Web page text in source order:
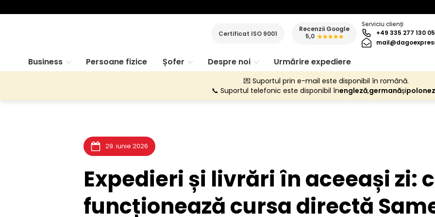
Certificat ISO 9001
Recenzii Google
5,0 ★★★★★
Serviciu clienți
+49 335 277 130 05
Business Persoane fizice Șofer Despre noi Urmărire expediere
💌 Suportul prin e-mail este disponibil în română.
📞 Suportul telefonic este disponibil înengleză,germanăși
29. iunie 2026
Expedieri și livrări în aceeași zi:
funcționează cursa directă